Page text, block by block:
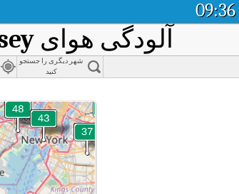
09:36
آلودگی هوای
شهر دیگری را جستجو
کنید